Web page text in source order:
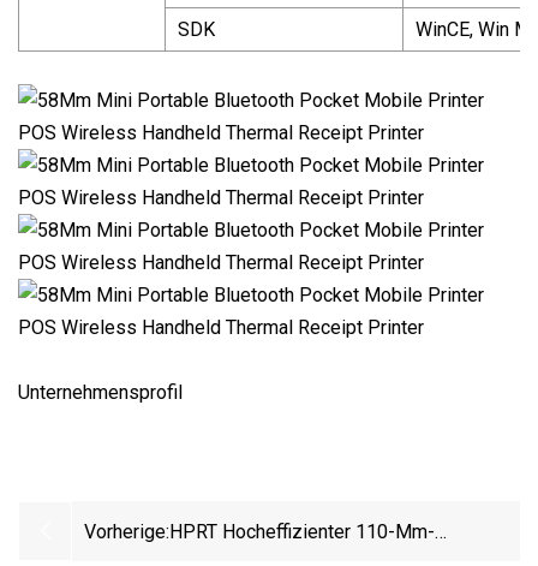
SDK
WinCE, Win
Unternehmensprofil
Vorherige:HPRT Hocheffizienter 110-Mm-